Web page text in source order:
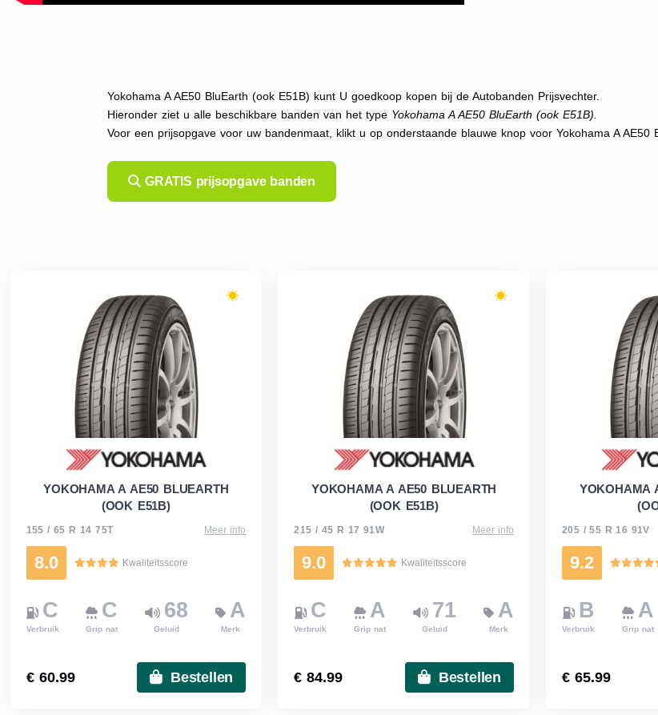
Yokohama A AE50 BluEarth (ook E51B) kunt U goedkoop kopen bij de Autobanden Prijsvechter.
Hieronder ziet u alle beschikbare banden van het type Yokohama A AE50 BluEarth (ook E51B).
Voor een prijsopgave voor uw bandenmaat, klikt u op onderstaande blauwe knop voor Yokohama A AE50
GRATIS prijsopgave banden
YOKOHAMA A AE50 BLUEARTH
(OOK E51B)
155 / 65 R 14 75T Meer info
8.0 Kwaliteitsscore
C
Verbruik
C
Grip nat
68
Geluid
A
Merk
€ 60.99 Bestellen
YOKOHAMA A AE50 BLUEARTH
(OOK E51B)
215 / 45 R 17 91W Meer info
9.0 Kwaliteitsscore
C
Verbruik
A
Grip nat
71
Geluid
A
Merk
€ 84.99 Bestellen
YOKOHAMA
205 / 55 R 16 91V
9.2
B
Verbruik
A
Grip nat
€ 65.99